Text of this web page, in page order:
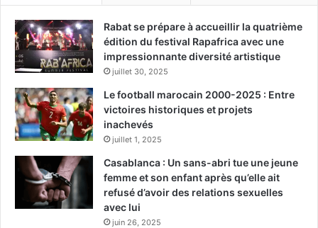
Rabat se prépare à accueillir la quatrième
édition du festival Rapafrica avec une
impressionnante diversité artistique
juillet 30, 2025
Le football marocain 2000-2025 : Entre
victoires historiques et projets
inachevés
juillet 1, 2025
Casablanca : Un sans-abri tue une jeune
femme et son enfant après qu’elle ait
refusé d’avoir des relations sexuelles
avec lui
juin 26, 2025